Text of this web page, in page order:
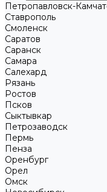
Петропавловск-
Ставрополь
Смоленск
Саратов
Саранск
Самара
Салехард
Рязань
Ростов
Псков
Сыктывкар
Петрозаводск
Пермь
Пенза
Оренбург
Орел
Омск